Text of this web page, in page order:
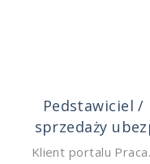
Pedstawiciel /
sprzedaży
Klient portalu